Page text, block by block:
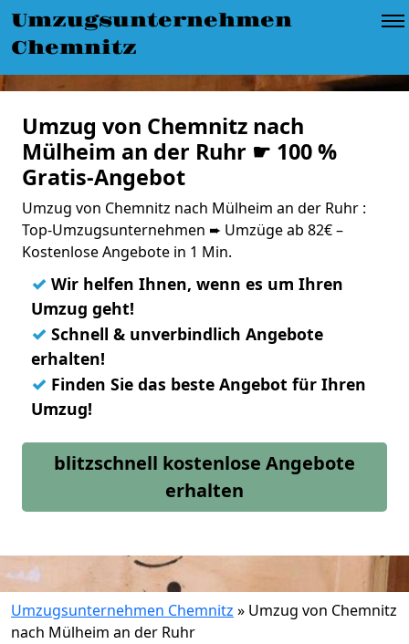
Umzugsunternehmen
Chemnitz
Umzug von Chemnitz nach
Mülheim an der Ruhr ☛ 100 %
Gratis-Angebot
Umzug von Chemnitz nach Mülheim an der Ruhr :
Top-Umzugsunternehmen ➨ Umzüge ab 82€ –
Kostenlose Angebote in 1 Min.
✓ Wir helfen Ihnen, wenn es um Ihren
Umzug geht!
✓ Schnell & unverbindlich Angebote
erhalten!
✓ Finden Sie das beste Angebot für Ihren
Umzug!
blitzschnell kostenlose Angebote
erhalten
Umzugsunternehmen Chemnitz » Umzug von Chemnitz
nach Mülheim an der Ruhr